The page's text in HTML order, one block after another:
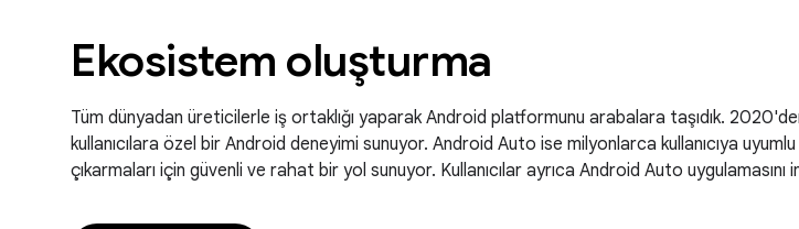
Ekosistem oluşturma
Tüm dünyadan üreticilerle iş ortaklığı yaparak Android platformunu arabalara taşıdık.
kullanıcılara özel bir Android deneyimi sunuyor. Android Auto ise milyonlarca kullanıcıya
çıkarmaları için güvenli ve rahat bir yol sunuyor. Kullanıcılar ayrıca Android Auto